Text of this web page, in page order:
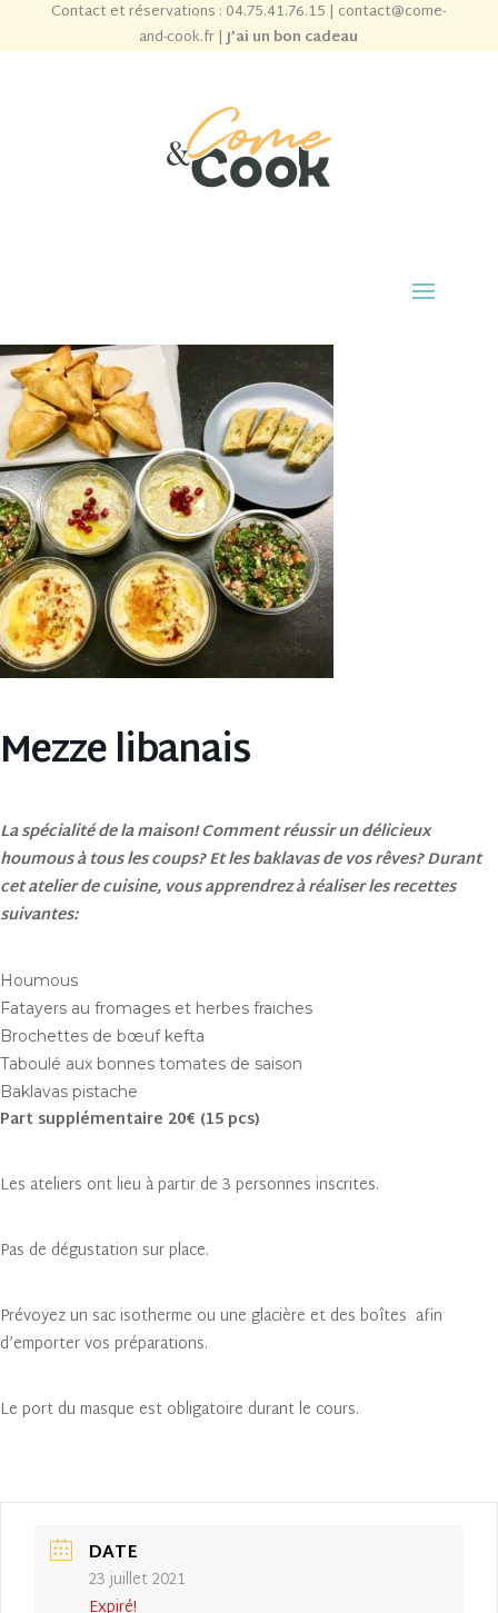
Contact et réservations : 04.75.41.76.15 | contact@come-
and-cook.fr|J’ai un bon cadeau
Mezze libanais
La spécialité de la maison! Comment réussir un délicieux
houmous à tous les coups? Et les baklavas de vos rêves? Durant
cet atelier de cuisine, vous apprendrez à réaliser les recettes
suivantes:
Houmous
Fatayers au fromages et herbes fraiches
Brochettes de bœuf kefta
Taboulé aux bonnes tomates de saison
Baklavas pistache
Part supplémentaire 20€ (15 pcs)
Les ateliers ont lieu à partir de 3 personnes inscrites.
Pas de dégustation sur place.
Prévoyez un sac isotherme ou une glacière et des boîtes afin
d’emporter vos préparations.
Le port du masque est obligatoire durant le cours.
DATE
23 juillet 2021